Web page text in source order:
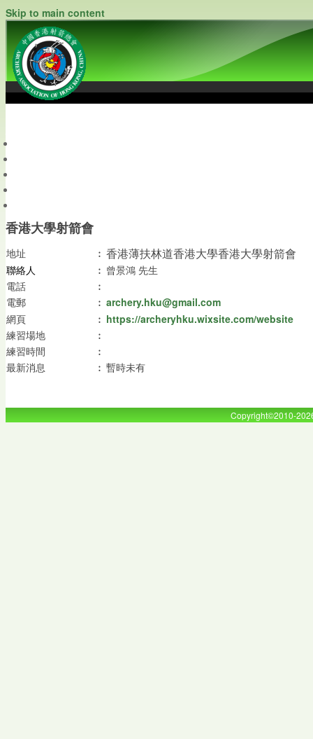
Skip to main content
香港大學射箭會
地址 ︰ 香港薄扶林道香港大學香港大學射箭會
聯絡人 ︰ 曾景鴻 先生
電話
︰
電郵 ︰ archery.hku@gmail.com
網頁
︰ https://archeryhku.wixsite.com/website
練習場地
︰
練習時間
︰
最新消息
︰ 暫時未有
Copyright©2010-